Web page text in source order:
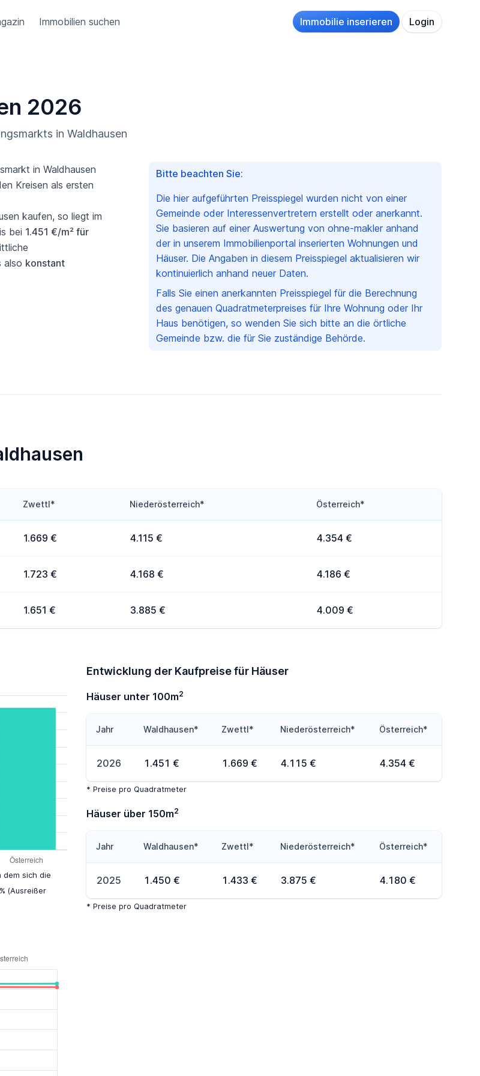
Immobilien suchen Immobilie inserieren Login
2026
in Waldhausen
in Waldhausen
Kreisen als ersten
kaufen, so liegt im
bei 1.451 €/m² für
also konstant
Bitte beachten Sie:
Die hier aufgeführten Preisspiegel wurden nicht von einer
Gemeinde oder Interessenvertretern erstellt oder anerkannt.
Sie basieren auf einer Auswertung von ohne-makler anhand
der in unserem Immobilienportal inserierten Wohnungen und
Häuser. Die Angaben in diesem Preisspiegel aktualisieren wir
kontinuierlich anhand neuer Daten.
Falls Sie einen anerkannten Preisspiegel für die Berechnung
des genauen Quadratmeterpreises für Ihre Wohnung oder Ihr
Haus benötigen, so wenden Sie sich bitte an die örtliche
Gemeinde bzw. die für Sie zuständige Behörde.
Zwettl* Niederösterreich* Österreich*
1.669 € 4.115 € 4.354 €
1.723 € 4.168 € 4.186 €
1.651 € 3.885 € 4.009 €
dem sich die
(Ausreißer
Entwicklung der Kaufpreise für Häuser
Häuser unter 100m2
Jahr Waldhausen* Zwettl* Niederösterreich* Österreich*
2026 1.451 € 1.669 € 4.115 € 4.354 €
* Preise pro Quadratmeter
Häuser über 150m2
Jahr Waldhausen* Zwettl* Niederösterreich* Österreich*
2025 1.450 € 1.433 € 3.875 € 4.180 €
* Preise pro Quadratmeter